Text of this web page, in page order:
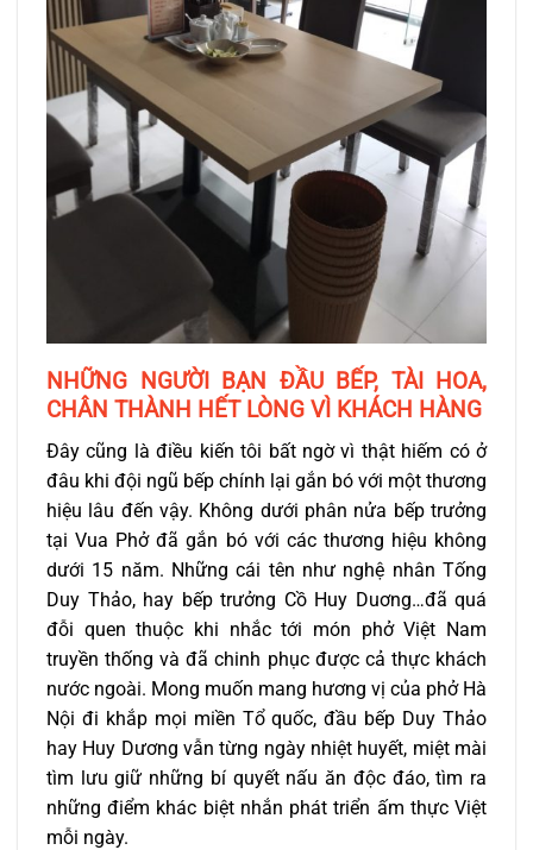
NHỮNG NGƯỜI BẠN ĐẦU BẾP, TÀI HOA,
CHÂN THÀNH HẾT LÒNG VÌ KHÁCH HÀNG
Đây cũng là điều kiến tôi bất ngờ vì thật hiếm có ở
đâu khi đội ngũ bếp chính lại gắn bó với một thương
hiệu lâu đến vậy. Không dưới phân nửa bếp trưởng
tại Vua Phở đã gắn bó với các thương hiệu không
dưới 15 năm. Những cái tên như nghệ nhân Tống
Duy Thảo, hay bếp trưởng Cồ Huy Duơng…đã quá
đỗi quen thuộc khi nhắc tới món phở Việt Nam
truyền thống và đã chinh phục được cả thực khách
nước ngoài. Mong muốn mang hương vị của phở Hà
Nội đi khắp mọi miền Tổ quốc, đầu bếp Duy Thảo
hay Huy Dương vẫn từng ngày nhiệt huyết, miệt mài
tìm lưu giữ những bí quyết nấu ăn độc đáo, tìm ra
những điểm khác biệt nhắn phát triển ấm thực Việt
mỗi ngày.